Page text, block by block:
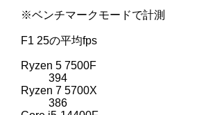
※ベンチマークモードで計測
F1 25の平均fps
Ryzen 5 7500F
394
Ryzen 7 5700X
386